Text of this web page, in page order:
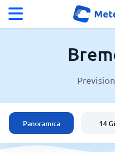
Germany
Italia
Panoramica 14